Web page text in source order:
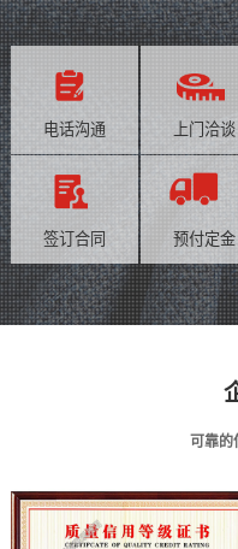
电话沟通 上门洽谈
签订合同 预付定金
可靠的